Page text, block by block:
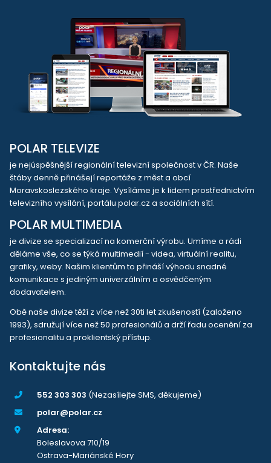
POLAR TELEVIZE
je nejúspěšnější regionální televizní společnost v ČR. Naše
štáby denně přinášejí reportáže z měst a obcí
Moravskoslezského kraje. Vysíláme je k lidem prostřednictvím
televizního vysílání, portálu polar.cz a sociálních sítí.
POLAR MULTIMEDIA
je divize se specializací na komerční výrobu. Umíme a rádi
děláme vše, co se týká multimedií - videa, virtuální realitu,
grafiky, weby. Našim klientům to přináší výhodu snadné
komunikace s jediným univerzálním a osvědčeným
dodavatelem.
Obě naše divize těží z více než 30ti let zkušeností (založeno
1993), sdružují více než 50 profesionálů a drží řadu ocenění za
profesionalitu a proklientský přístup.
Kontaktujte nás
552 303 303 (Nezasílejte SMS, děkujeme)
polar@polar.cz
Adresa:
Boleslavova 710/19
Ostrava-Mariánské Hory